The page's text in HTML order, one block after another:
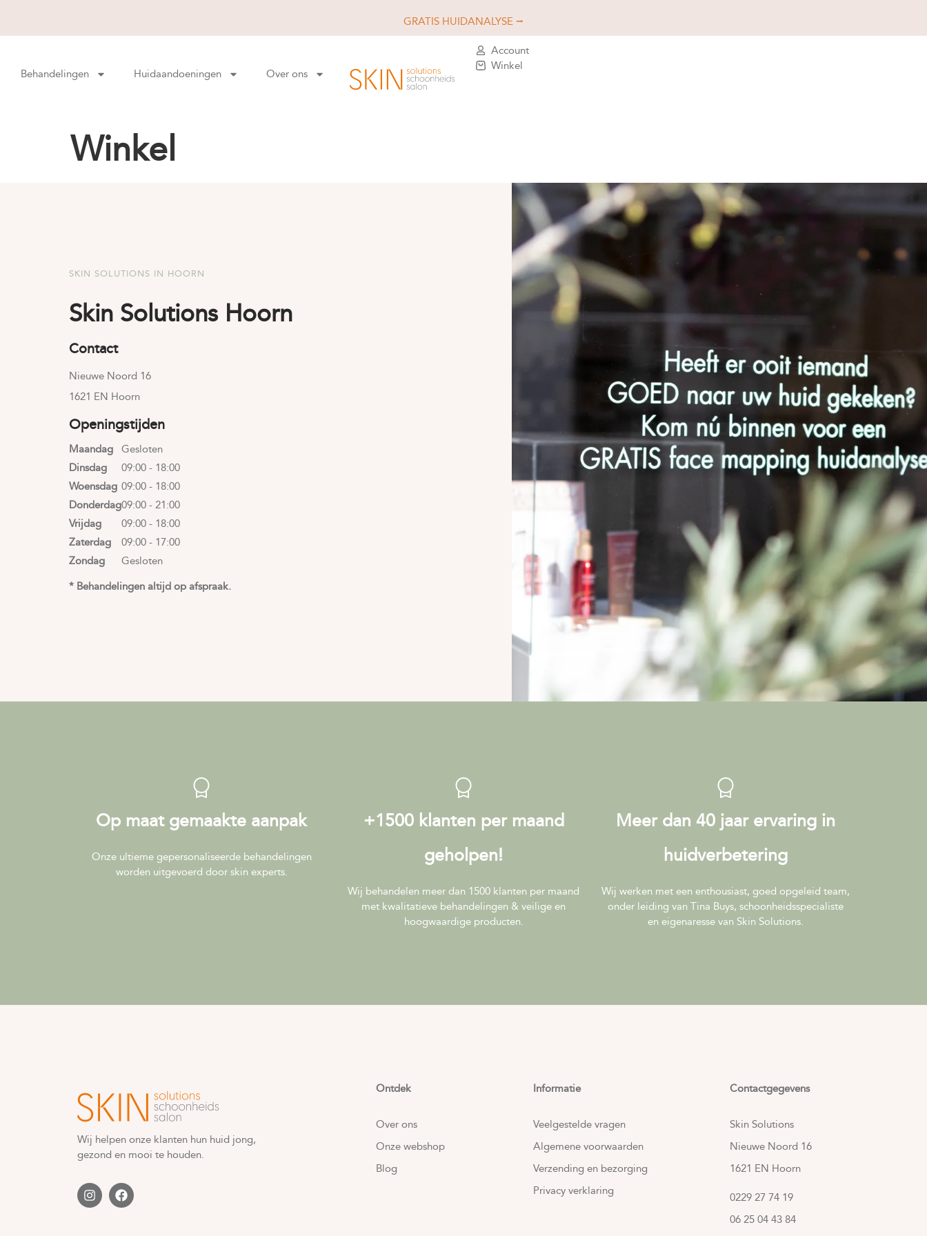
GRATIS HUIDANALYSE ⭢
Behandelingen Huidaandoeningen Over ons
Account
Winkel
Winkel
SKIN SOLUTIONS IN HOORN
Skin Solutions Hoorn
Contact
Nieuwe Noord 16
1621 EN Hoorn
Openingstijden
Maandag
Dinsdag
Woensdag
Donderdag
Vrijdag
Zaterdag
Zondag
Gesloten
09:00 - 18:00
09:00 - 18:00
09:00 - 21:00
09:00 - 18:00
09:00 - 17:00
Gesloten
* Behandelingen altijd op afspraak.
Op maat gemaakte aanpak
Onze ultieme gepersonaliseerde behandelingen
worden uitgevoerd door skin experts.
+1500 klanten per maand
geholpen!
Wij behandelen meer dan 1500 klanten per maand
met kwalitatieve behandelingen & veilige en
hoogwaardige producten.
Meer dan 40 jaar ervaring in
huidverbetering
Wij werken met een enthousiast, goed opgeleid team,
onder leiding van Tina Buys, schoonheidsspecialiste
en eigenaresse van Skin Solutions.
Wij helpen onze klanten hun huid jong,
gezond en mooi te houden.
Ontdek
Over ons
Onze webshop
Blog
Informatie
Veelgestelde vragen
Algemene voorwaarden
Verzending en bezorging
Privacy verklaring
Contactgegevens
Skin Solutions
Nieuwe Noord 16
1621 EN Hoorn
0229 27 74 19
06 25 04 43 84